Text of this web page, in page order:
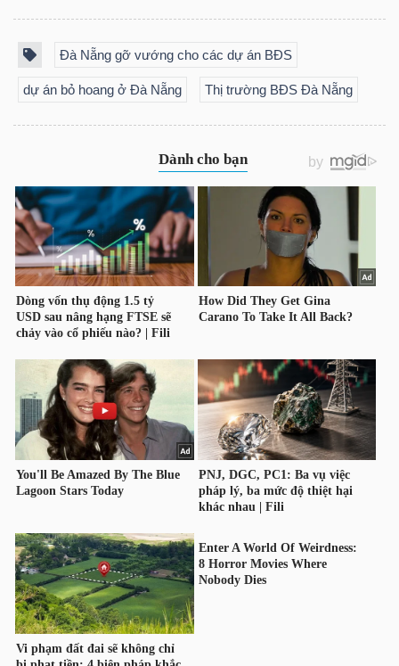
Đà Nẵng gỡ vướng cho các dự án BĐS
dự án bỏ hoang ở Đà Nẵng Thị trường BĐS Đà Nẵng
SECTOR
NGUYÊN
VẬT
LIỆU
CÔNG
NGHIỆP
TIÊU
DÙNG
KHÔNG
THIẾT